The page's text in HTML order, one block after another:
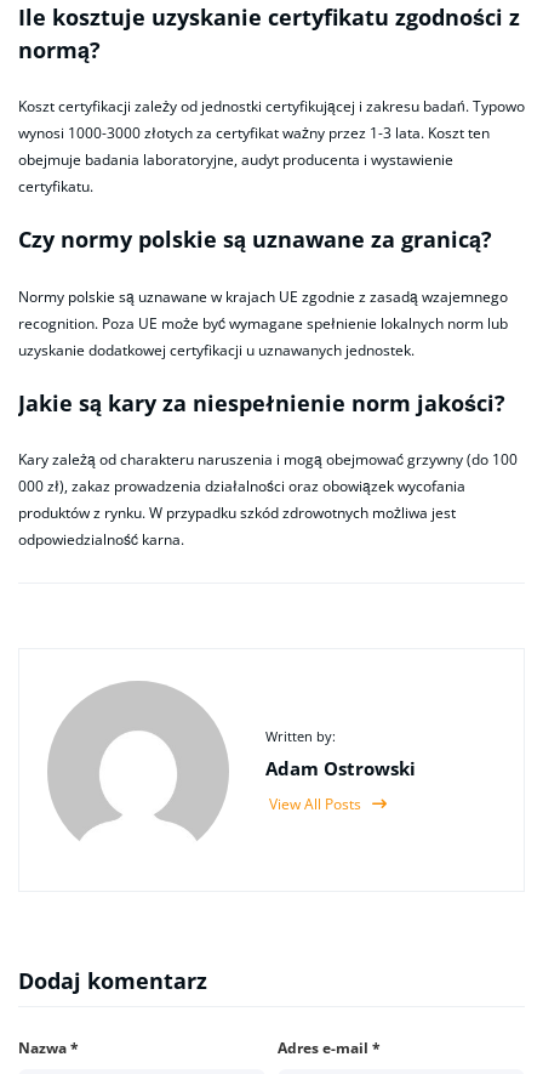
Ile kosztuje uzyskanie certyfikatu zgodności z
normą?
Koszt certyfikacji zależy od jednostki certyfikującej i zakresu badań. Typowo
wynosi 1000-3000 złotych za certyfikat ważny przez 1-3 lata. Koszt ten
obejmuje badania laboratoryjne, audyt producenta i wystawienie
certyfikatu.
Czy normy polskie są uznawane za granicą?
Normy polskie są uznawane w krajach UE zgodnie z zasadą wzajemnego
recognition. Poza UE może być wymagane spełnienie lokalnych norm lub
uzyskanie dodatkowej certyfikacji u uznawanych jednostek.
Jakie są kary za niespełnienie norm jakości?
Kary zależą od charakteru naruszenia i mogą obejmować grzywny (do 100
000 zł), zakaz prowadzenia działalności oraz obowiązek wycofania
produktów z rynku. W przypadku szkód zdrowotnych możliwa jest
odpowiedzialność karna.
Written by:
Adam Ostrowski
View All Posts
Dodaj komentarz
Nazwa* Adres e-mail *